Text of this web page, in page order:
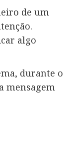
de um
algo
durante o
mensagem